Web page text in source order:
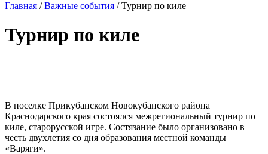
Главная / Важные события / Турнир по киле
Турнир по киле
В поселке Прикубанском Новокубанского района
Краснодарского края состоялся межрегиональный турнир по
киле, старорусской игре. Состязание было организовано в
честь двухлетия со дня образования местной команды
«Варяги».